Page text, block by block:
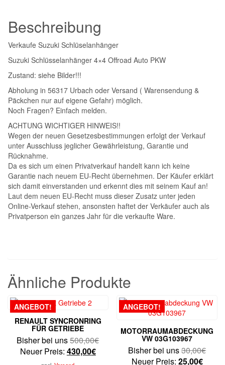
Beschreibung
Verkaufe Suzuki Schlüselanhänger
Suzuki Schlüsselanhänger 4×4 Offroad Auto PKW
Zustand: siehe Bilder!!!
Abholung in 56317 Urbach oder Versand ( Warensendung &
Päckchen nur auf eigene Gefahr) möglich.
Noch Fragen? Einfach melden.
ACHTUNG WICHTIGER HINWEIS!!
Wegen der neuen Gesetzesbestimmungen erfolgt der Verkauf
unter Ausschluss jeglicher Gewährleistung, Garantie und
Rücknahme.
Da es sich um einen Privatverkauf handelt kann ich keine
Garantie nach neuem EU-Recht übernehmen. Der Käufer erklärt
sich damit einverstanden und erkennt dies mit seinem Kauf an!
Laut dem neuen EU-Recht muss dieser Zusatz unter jeden
Online-Verkauf stehen, ansonsten haftet der Verkäufer auch als
Privatperson ein ganzes Jahr für die verkaufte Ware.
Ähnliche Produkte
ANGEBOT!
RENAULT SYNCRONRING
FÜR GETRIEBE
Bisher bei uns500,00€Ursprünglicher
Neuer Preis: 430,00€Aktueller
ANGEBOT!
MOTORRAUMABDECKUNG
VW 03G103967
Bisher bei uns30,00€
Neuer Preis: 25,00€